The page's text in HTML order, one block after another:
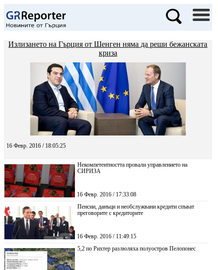
Излизането на Гърция от Шенген няма да реши бежанската
криза
16 Февр. 2016 / 18:05:25
Некомпетентността провали управлението на
СИРИЗА
16 Февр. 2016 / 17:33:08
Пенсии, данъци и необслужвани кредити спъват
преговорите с кредиторите
16 Февр. 2016 / 11:49:15
5,2 по Рихтер разлюляха полуостров Пелопонес